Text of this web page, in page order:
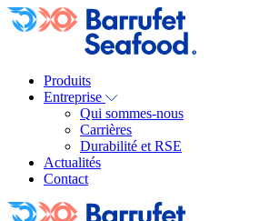
Produits
Entreprise
Qui sommes-nous
Carrières
Durabilité et RSE
Actualités
Contact